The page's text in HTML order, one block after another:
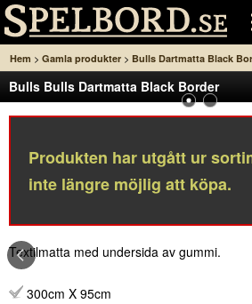
Hem > Gamla produkter > Bulls Dartmatta Black
Bulls Bulls Dartmatta Black Border
Produkten har utgått ur
inte längre möjlig att köpa.
Textilmatta med undersida av gummi.
300cm X 95cm